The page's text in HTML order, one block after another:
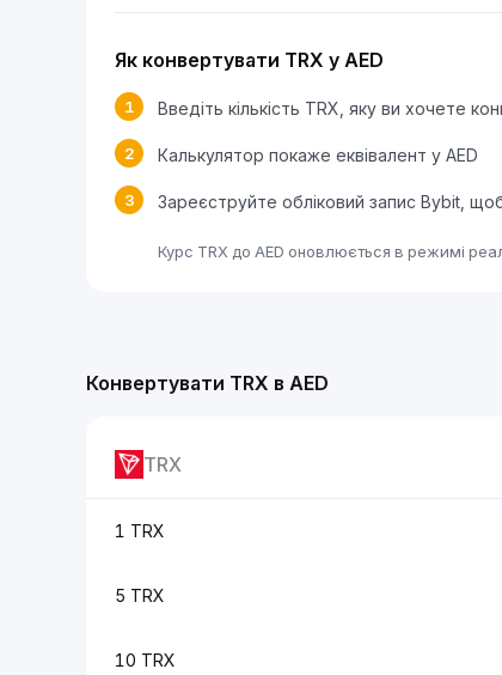
Як конвертувати TRX у AED
1 Введіть кількість TRX, яку ви хочете
2 Калькулятор покаже еквівалент у AED
3 Зареєструйте обліковий запис Bybit,
Курс TRX до AED оновлюється в режимі
Конвертувати TRX в AED
TRX
1 TRX
5 TRX
10 TRX